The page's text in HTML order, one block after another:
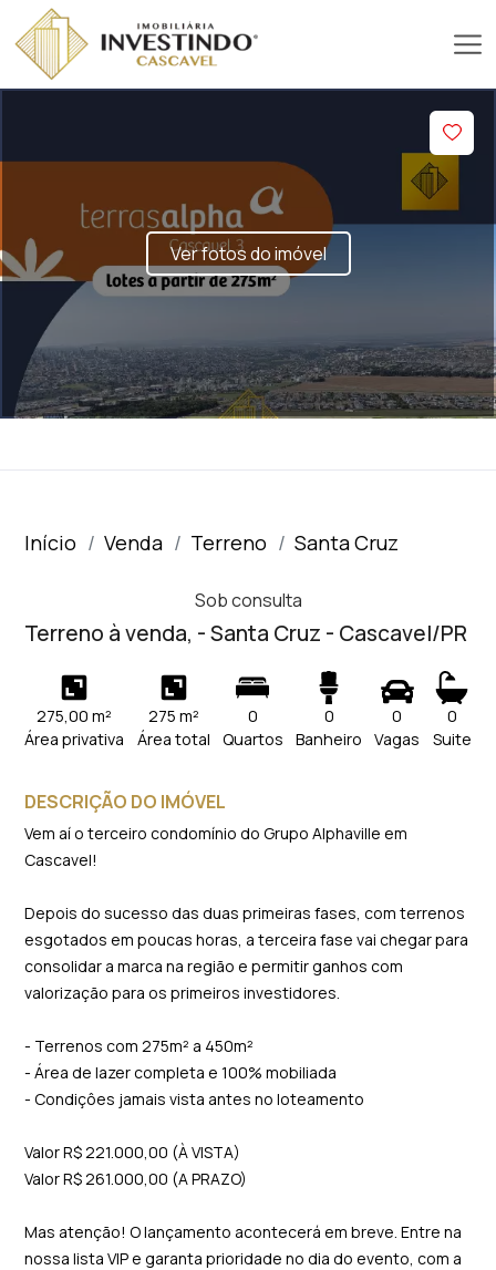
Ver fotos do imóvel
Início Venda Terreno Santa Cruz
Sob consulta
Terreno à venda, - Santa Cruz - Cascavel/PR
275,00 m²
Área privativa
275 m²
Área total
0
Quartos
0
Banheiro
0
Vagas
0
Suite
DESCRIÇÃO DO IMÓVEL
Vem aí o terceiro condomínio do Grupo Alphaville em
Cascavel!
Depois do sucesso das duas primeiras fases, com terrenos
esgotados em poucas horas, a terceira fase vai chegar para
consolidar a marca na região e permitir ganhos com
valorização para os primeiros investidores.
- Terrenos com 275m² a 450m²
- Área de lazer completa e 100% mobiliada
- Condiçôes jamais vista antes no loteamento
Valor R$ 221.000,00 (À VISTA)
Valor R$ 261.000,00 (A PRAZO)
Mas atenção! O lançamento acontecerá em breve. Entre na
nossa lista VIP e garanta prioridade no dia do evento, com a